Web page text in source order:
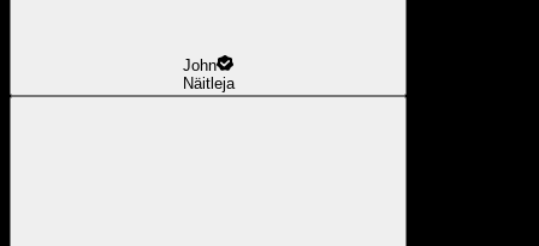
John
Näitleja